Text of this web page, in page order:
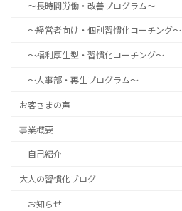
～長時間労働・改善プログラム～
～経営者向け・個別習慣化コーチング～
～福利厚生型・習慣化コーチング～
～人事部・再生プログラム～
お客さまの声
事業概要
自己紹介
大人の習慣化ブログ
お知らせ